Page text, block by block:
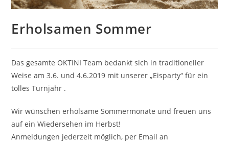
Erholsamen Sommer
Das gesamte OKTINI Team bedankt sich in traditioneller
Weise am 3.6. und 4.6.2019 mit unserer „Eisparty“ für ein
tolles Turnjahr .
Wir wünschen erholsame Sommermonate und freuen uns
auf ein Wiedersehen im Herbst!
Anmeldungen jederzeit möglich, per Email an